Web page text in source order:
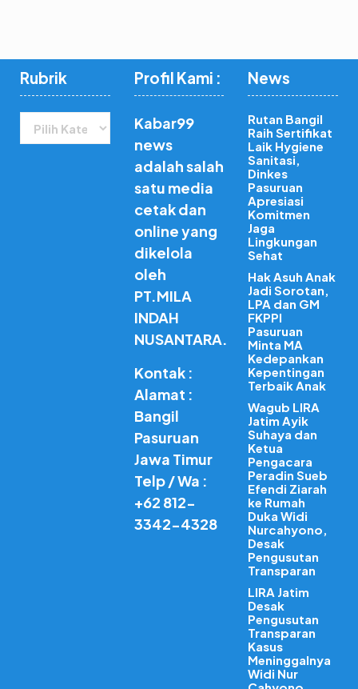
Rubrik Profil Kami :
Kabar99
news
adalah salah
satu media
cetak dan
online yang
dikelola
oleh
PT.MILA
INDAH
NUSANTARA.
Kontak :
Alamat :
Bangil
Pasuruan
Jawa Timur
Telp / Wa :
+62 812-
3342-4328
News
Rutan Bangil
Raih Sertifikat
Laik Hygiene
Sanitasi,
Dinkes
Pasuruan
Apresiasi
Komitmen
Jaga
Lingkungan
Sehat
Hak Asuh Anak
Jadi Sorotan,
LPA dan GM
FKPPI
Pasuruan
Minta MA
Kedepankan
Kepentingan
Terbaik Anak
Wagub LIRA
Jatim Ayik
Suhaya dan
Ketua
Pengacara
Peradin Sueb
Efendi Ziarah
ke Rumah
Duka Widi
Nurcahyono,
Desak
Pengusutan
Transparan
LIRA Jatim
Desak
Pengusutan
Transparan
Kasus
Meninggalnya
Widi Nur